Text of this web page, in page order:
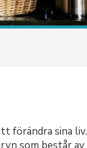
förändra sina liv.